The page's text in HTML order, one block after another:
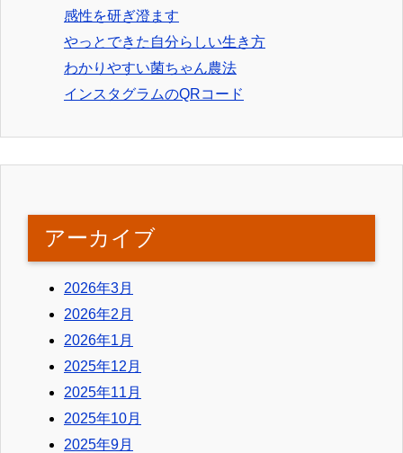
感性を研ぎ澄ます
やっとできた自分らしい生き方
わかりやすい菌ちゃん農法
インスタグラムのQRコード
アーカイブ
2026年3月
2026年2月
2026年1月
2025年12月
2025年11月
2025年10月
2025年9月